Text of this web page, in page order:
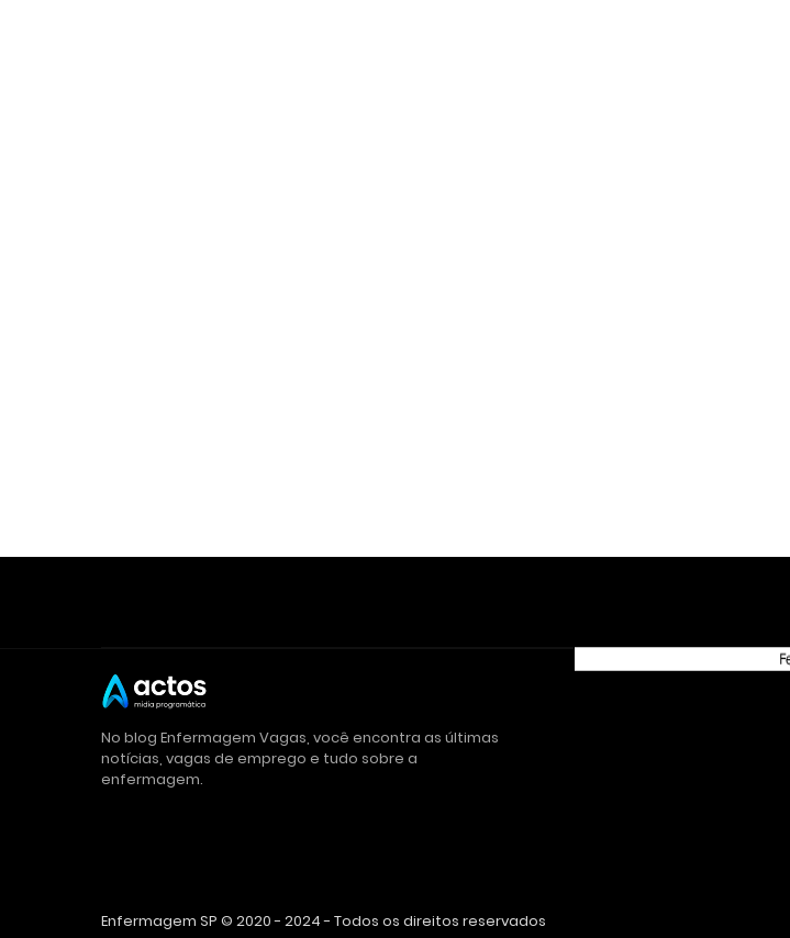
No blog Enfermagem Vagas, você encontra as últimas
notícias, vagas de emprego e tudo sobre a
enfermagem.
Enfermagem SP © 2020 - 2024 - Todos os direitos reservados